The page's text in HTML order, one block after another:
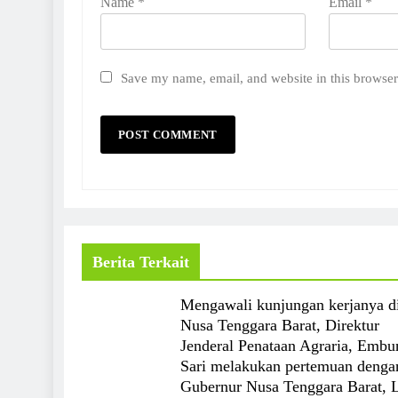
Save my name, email, and website in this
Berita Terkait
Mengawali kunjungan kerjanya
Nusa Tenggara Barat, Direktur
Jenderal Penataan Agraria,
Sari melakukan pertemuan
Gubernur Nusa Tenggara Barat,